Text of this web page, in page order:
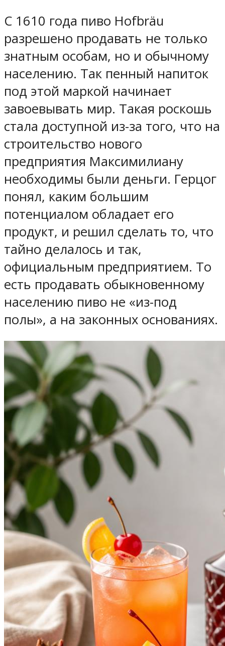
С 1610 года пиво Hofbräu
разрешено продавать не только
знатным особам, но и обычному
населению. Так пенный напиток
под этой маркой начинает
завоевывать мир. Такая роскошь
стала доступной из-за того, что на
строительство нового
предприятия Максимилиану
необходимы были деньги. Герцог
понял, каким большим
потенциалом обладает его
продукт, и решил сделать то, что
тайно делалось и так,
официальным предприятием. То
есть продавать обыкновенному
населению пиво не «из-под
полы», а на законных основаниях.